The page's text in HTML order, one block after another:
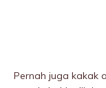
Pernah juga kakak